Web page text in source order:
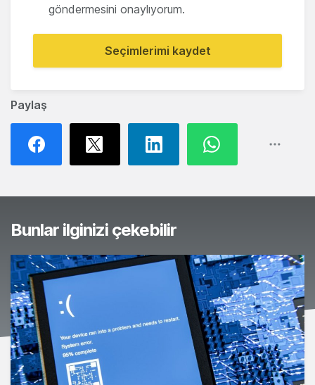
Paylaş
göndermesini onaylıyorum.
Seçimlerimi kaydet
Bunlar ilginizi çekebilir